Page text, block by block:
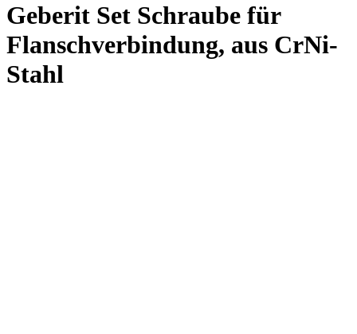
Geberit Set Schraube für
Flanschverbindung, aus CrNi-
Stahl